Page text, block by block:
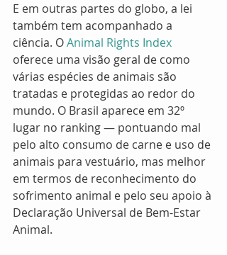
E em outras partes do globo, a lei
também tem acompanhado a
ciência. O Animal Rights Index
oferece uma visão geral de como
várias espécies de animais são
tratadas e protegidas ao redor do
mundo. O Brasil aparece em 32º
lugar no ranking — pontuando mal
pelo alto consumo de carne e uso de
animais para vestuário, mas melhor
em termos de reconhecimento do
sofrimento animal e pelo seu apoio à
Declaração Universal de Bem-Estar
Animal.